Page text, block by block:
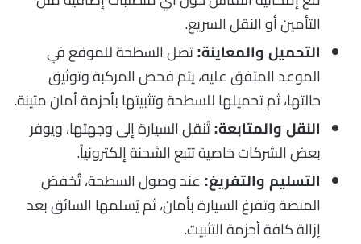
التأمين أو النقل السريع.
التحميل والمعاينة: تصل السطحة للموقع في
الموعد المتفق عليه، يتم فحص المركبة وتوثيق
حالتها، ثم تحميلها للسطحة وتثبيتها بأحزمة أمان متينة.
النقل والمتابعة: تُنقل السيارة إلى وجهتها، ويوفر
بعض الشركات خاصية تتبع الشحنة إلكترونياً.
التسليم والتفريغ: عند وصول السطحة، تُخفض
المنصة وتفرغ السيارة بأمان، ثم يُسلمها السائق بعد
إزالة كافة أحزمة التثبيت.